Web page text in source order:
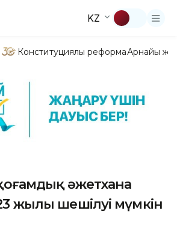
KZ
Конституциялық реформаАрнайы
әжетхана
жылы шешілуі мүмкін